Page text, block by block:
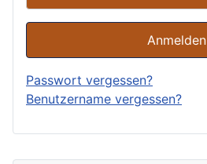
Anmelden
Passwort vergessen?
Benutzername vergessen?